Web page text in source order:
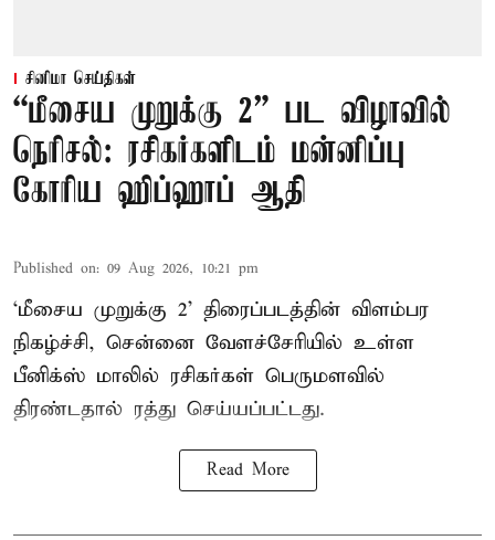
சினிமா செய்திகள்
“மீசைய முறுக்கு 2” பட விழாவில்
நெரிசல்: ரசிகர்களிடம் மன்னிப்பு
கோரிய ஹிப்ஹாப் ஆதி
Published on: 09 Aug 2026, 10:21 pm
‘மீசைய முறுக்கு 2’ திரைப்படத்தின் விளம்பர
நிகழ்ச்சி, சென்னை வேளச்சேரியில் உள்ள
பீனிக்ஸ் மாலில் ரசிகர்கள் பெருமளவில்
திரண்டதால் ரத்து செய்யப்பட்டது.
Read More